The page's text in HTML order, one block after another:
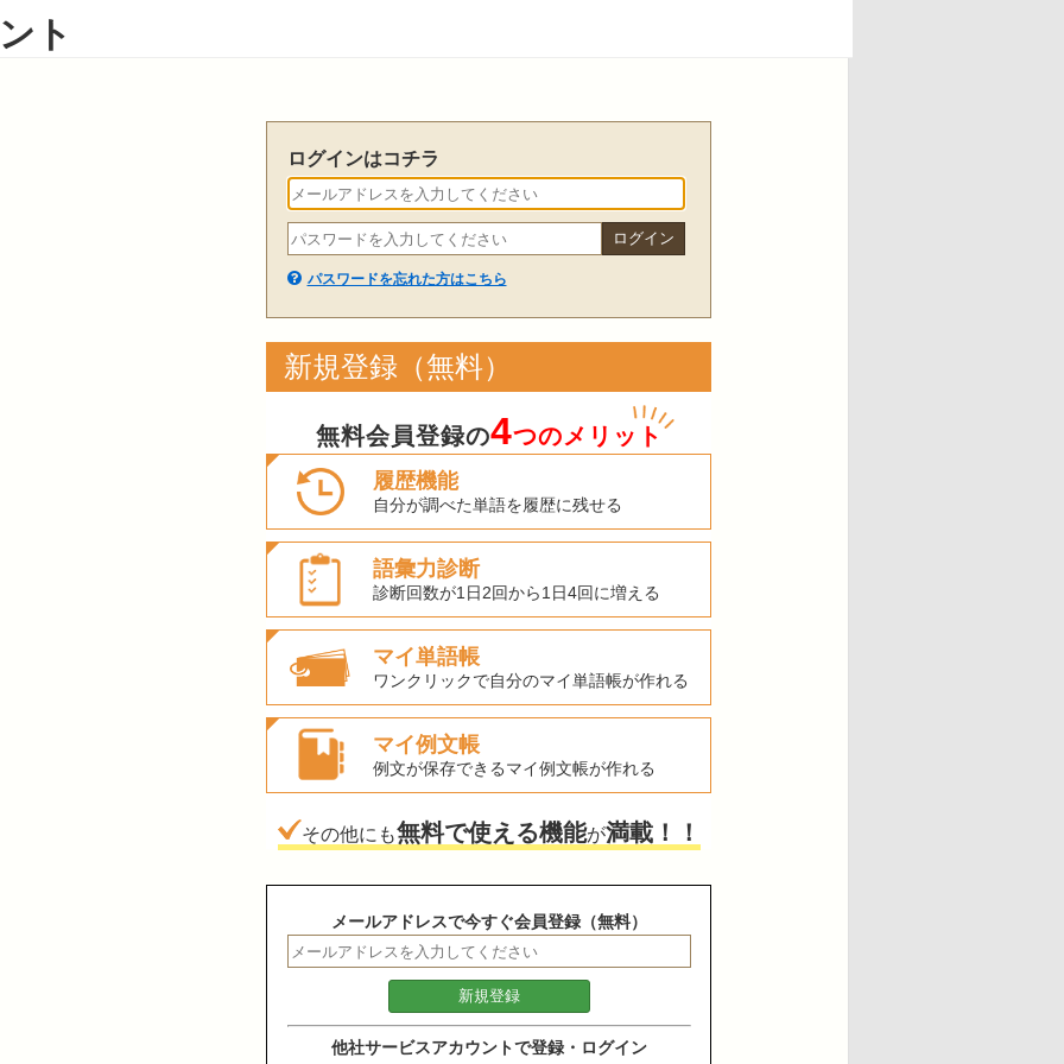
ト
ログインはコチラ
パスワードを忘れた方はこちら
新規登録（無料）
無料会員登録の4つのメリット
履歴機能
自分が調べた単語を履歴に残せる
語彙力診断
診断回数が1日2回から1日4回に増える
マイ単語帳
ワンクリックで自分のマイ単語帳が作れる
マイ例文帳
例文が保存できるマイ例文帳が作れる
その他にも無料で使える機能が満載！！
メールアドレスで今すぐ会員登録（無料）
他社サービスアカウントで登録・ログイン